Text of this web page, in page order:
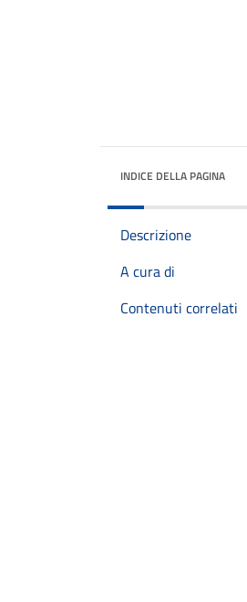
INDICE DELLA PAGINA
Descrizione
A cura di
Contenuti correlati